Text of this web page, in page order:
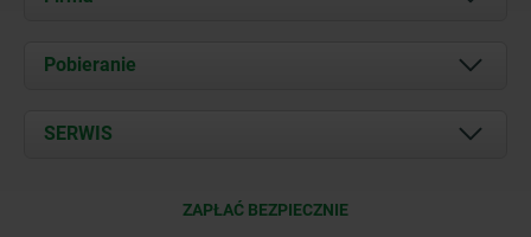
O nas
Kontakt
Pobieranie
Documents
SERWIS
ZAPŁAĆ BEZPIECZNIE